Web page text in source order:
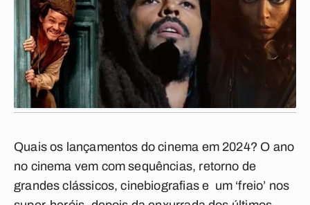
Quais os lançamentos do cinema em 2024? O ano
no cinema vem com sequências, retorno de
grandes clássicos, cinebiografias e um ‘freio’ nos